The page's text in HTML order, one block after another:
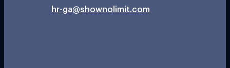
hr-ga@shownolimit.com